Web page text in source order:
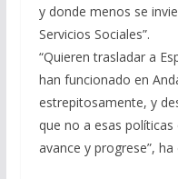
y donde menos se
Servicios Sociales”.
“Quieren trasladar a
han funcionado en
estrepitosamente, y
que no a esas
avance y progrese”, ha